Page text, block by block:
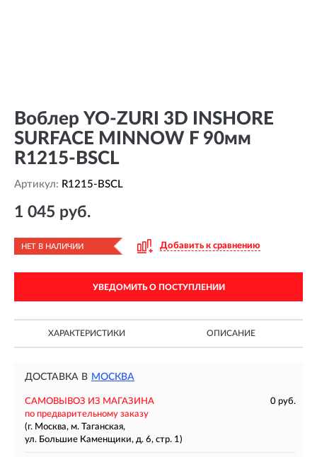
Воблер YO-ZURI 3D INSHORE
SURFACE MINNOW F 90мм
R1215-BSCL
Артикул: R1215-BSCL
1 045 руб.
НЕТ В НАЛИЧИИ Добавить к сравнению
УВЕДОМИТЬ О ПОСТУПЛЕНИИ
ХАРАКТЕРИСТИКИ ОПИСАНИЕ
ДОСТАВКА В МОСКВА
САМОВЫВОЗ ИЗ МАГАЗИНА
0 руб.
по предварительному заказу
(г. Москва, м. Таганская,
ул. Большие Каменщики, д. 6, стр. 1)